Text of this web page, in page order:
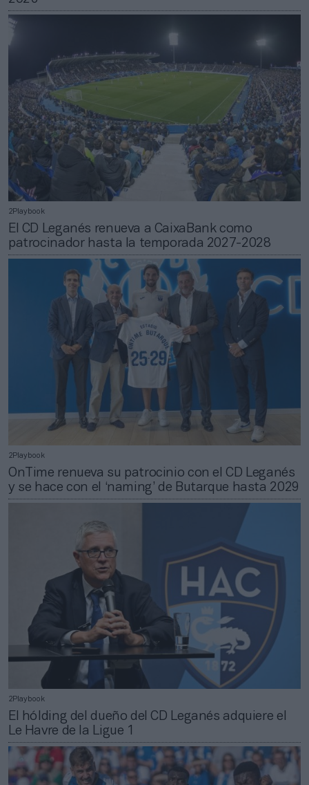
2Playbook
El CD Leganés renueva a CaixaBank como
patrocinador hasta la temporada 2027-2028
2Playbook
OnTime renueva su patrocinio con el CD Leganés
y se hace con el ‘naming’ de Butarque hasta 2029
2Playbook
El hólding del dueño del CD Leganés adquiere el
Le Havre de la Ligue 1